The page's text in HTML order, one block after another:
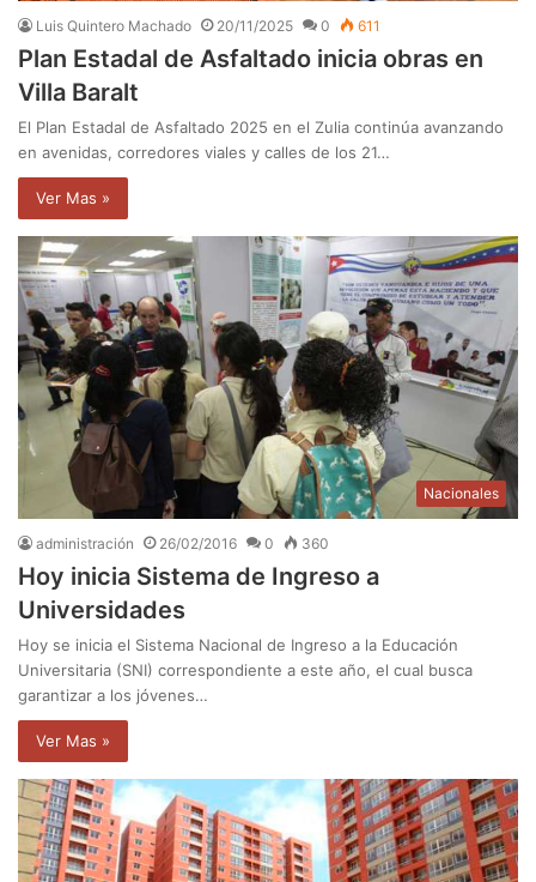
Luis Quintero Machado 20/11/2025 0 611
Plan Estadal de Asfaltado inicia obras en
Villa Baralt
El Plan Estadal de Asfaltado 2025 en el Zulia continúa avanzando
en avenidas, corredores viales y calles de los 21…
Ver Mas »
Nacionales
administración 26/02/2016 0 360
Hoy inicia Sistema de Ingreso a
Universidades
Hoy se inicia el Sistema Nacional de Ingreso a la Educación
Universitaria (SNI) correspondiente a este año, el cual busca
garantizar a los jóvenes…
Ver Mas »